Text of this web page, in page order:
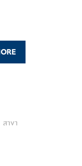
สาขา